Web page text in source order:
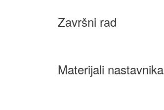
Završni rad
Materijali nastavnika